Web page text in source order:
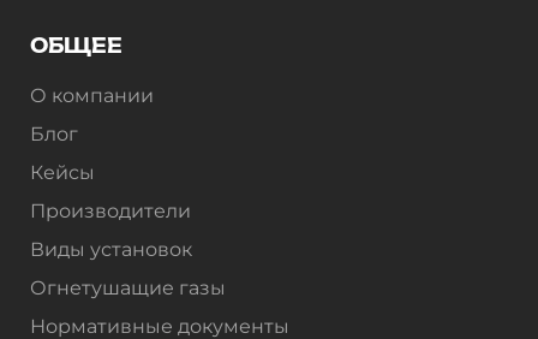
ОБЩЕЕ
О компании
Блог
Кейсы
Производители
Виды установок
Огнетушащие газы
Нормативные документы